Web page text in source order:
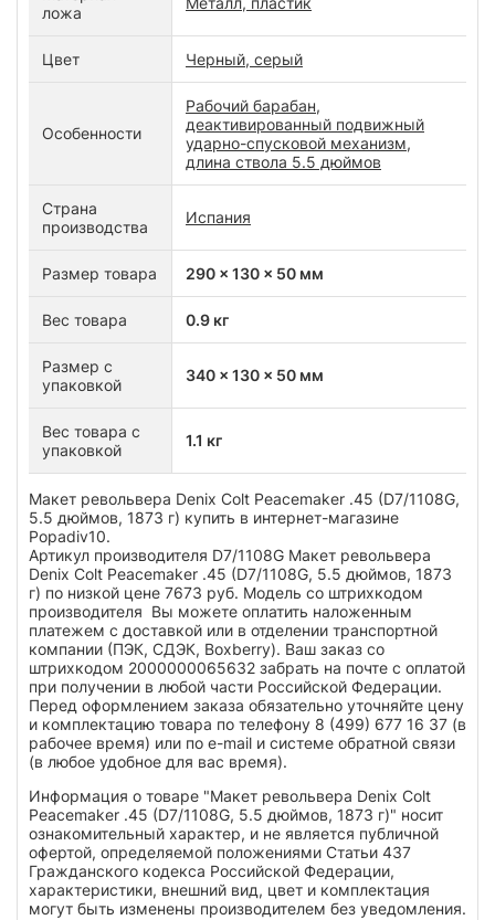
ложа
Цвет Черный, серый
Особенности
Рабочий барабан,
деактивированный подвижный
ударно-спусковой механизм,
длина ствола 5.5 дюймов
Страна
производства
Испания
Размер товара 290 x 130 x 50 мм
Вес товара 0.9 кг
Размер с
упаковкой
340 x 130 x 50 мм
Вес товара с
упаковкой
1.1 кг
Макет револьвера Denix Colt Peacemaker .45 (D7/1108G,
5.5 дюймов, 1873 г) купить в интернет-магазине
Popadiv10.
Артикул производителя D7/1108G Макет револьвера
Denix Colt Peacemaker .45 (D7/1108G, 5.5 дюймов, 1873
г) по низкой цене 7673 руб. Модель со штрихкодом
производителя Вы можете оплатить наложенным
платежем с доставкой или в отделении транспортной
компании (ПЭК, СДЭК, Boxberry). Ваш заказ со
штрихкодом 2000000065632 забрать на почте с оплатой
при получении в любой части Российской Федерации.
Перед оформлением заказа обязательно уточняйте цену
и комплектацию товара по телефону 8 (499) 677 16 37 (в
рабочее время) или по e-mail и системе обратной связи
(в любое удобное для вас время).
Информация о товаре "Макет револьвера Denix Colt
Peacemaker .45 (D7/1108G, 5.5 дюймов, 1873 г)" носит
ознакомительный характер, и не является публичной
офертой, определяемой положениями Статьи 437
Гражданского кодекса Российской Федерации,
характеристики, внешний вид, цвет и комплектация
могут быть изменены производителем без уведомления.